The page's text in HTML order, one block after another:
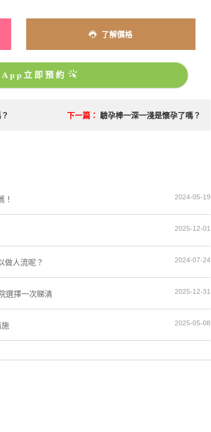
了解價格
立即預約
下一篇： 驗孕棒一深一淺是懷孕了嗎？
！ 2024-05-19
2025-12-01
做人流呢？ 2024-07-24
選擇一次睇清 2025-12-31
施 2025-05-08